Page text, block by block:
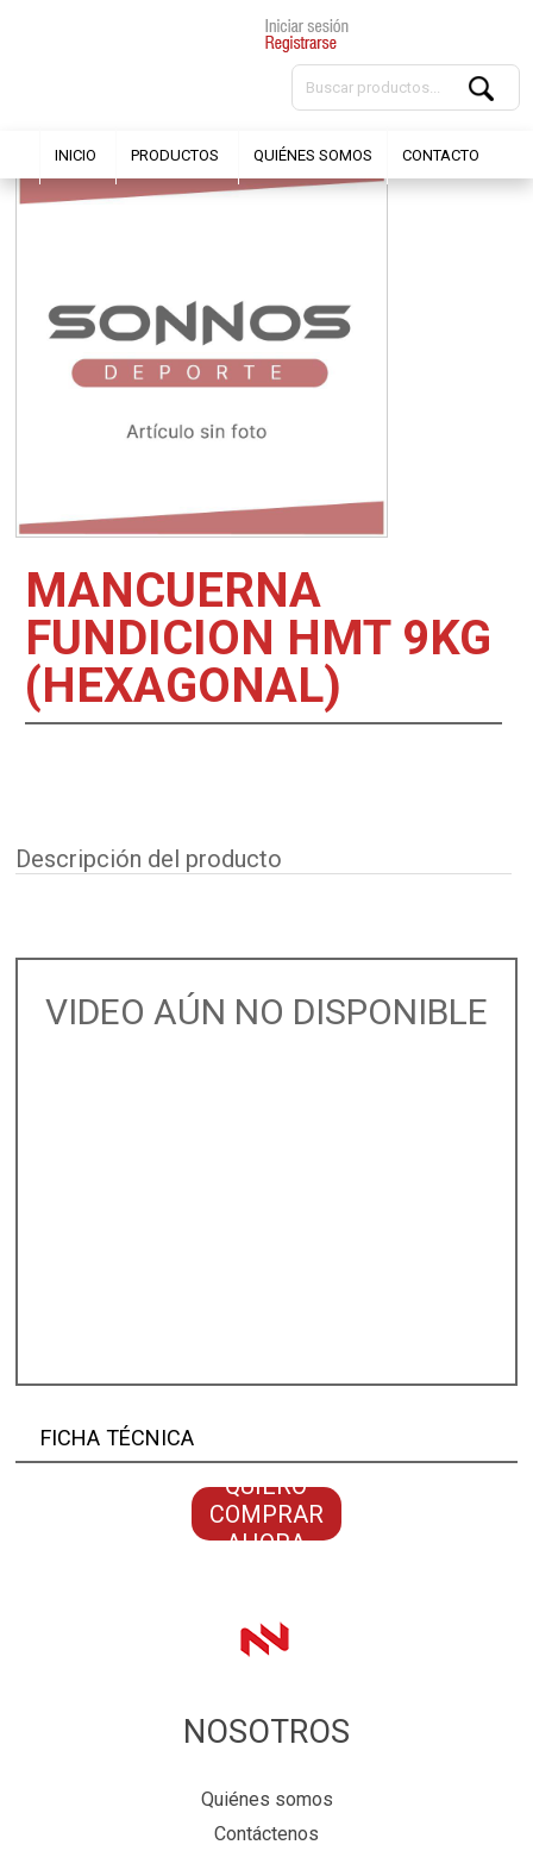
INICIO PRODUCTOS QUIÉNES SOMOS CONTACTO
MANCUERNA
FUNDICION HMT 9KG
(HEXAGONAL)
Descripción del producto
VIDEO AÚN NO DISPONIBLE
FICHA TÉCNICA
QUIERO
COMPRAR
AHORA
NOSOTROS
Quiénes somos
Contáctenos